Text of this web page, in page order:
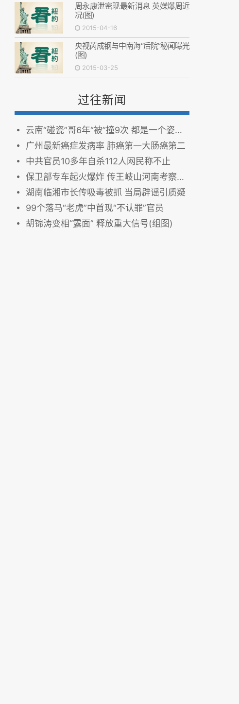
周永康泄密现最新消息 英媒爆周近
况(图)
2015-04-16
央视芮成钢与中南海“后院”秘闻曝光
(图)
2015-03-25
过往新闻
云南“碰瓷”哥6年“被”撞9次 都是一个姿势 组图
广州最新癌症发病率 肺癌第一大肠癌第二
中共官员10多年自杀112人网民称不止
保卫部专车起火爆炸 传王岐山河南考察险遭暗杀
湖南临湘市长传吸毒被抓 当局辟谣引质疑
99个落马“老虎”中首现“不认罪”官员
胡锦涛变相“露面” 释放重大信号(组图)